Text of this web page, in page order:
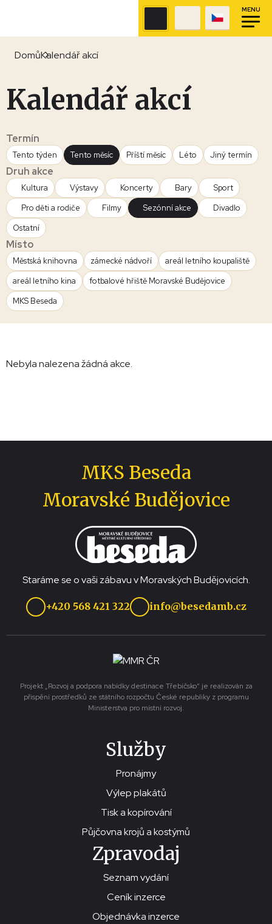
MENU
DomůKalendář akcí
Kalendář akcí
Termín
Tento týden Tento měsíc Příští měsíc Léto Jiný termín
Druh akce
Kultura Výstavy Koncerty Bary
Sport
Pro děti a rodiče
Filmy Sezónní akce
Divadlo
Ostatní
Místo
Městská knihovna zámecké nádvoří
areál letního koupaliště
areál letního kina
fotbalové hřiště Moravské Budějovice
MKS Beseda
Nebyla nalezena žádná akce.
MKS Beseda
Moravské Budějovice
Staráme se o vaši zábavu v Moravských Budějovicích.
+420 568 421 322 info@besedamb.cz
Projekt „Rozvoj a podpora nabídky destinace Třebíčsko“ je realizován za
přispění prostředků ze státního rozpočtu České republiky z programu
Ministerstva pro místní rozvoj.
Služby
Pronájmy
Výlep plakátů
Tisk a kopírování
Půjčovna krojů a kostýmů
Zpravodaj
Seznam vydání
Ceník inzerce
Objednávka inzerce